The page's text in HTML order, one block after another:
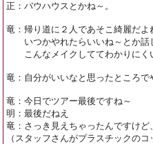
正：バウハウスとかね～。
竜：帰り道に２人であそこ綺麗だよ
いつかやれたらいいね～とか話
こんなメイクしててわかりにく
竜：自分がいいなと思ったところ
竜：今日でツアー最後ですね～
明：最後だねえ
竜：さっき見えちゃったんですけ
（スタッフさんがプラスチックの